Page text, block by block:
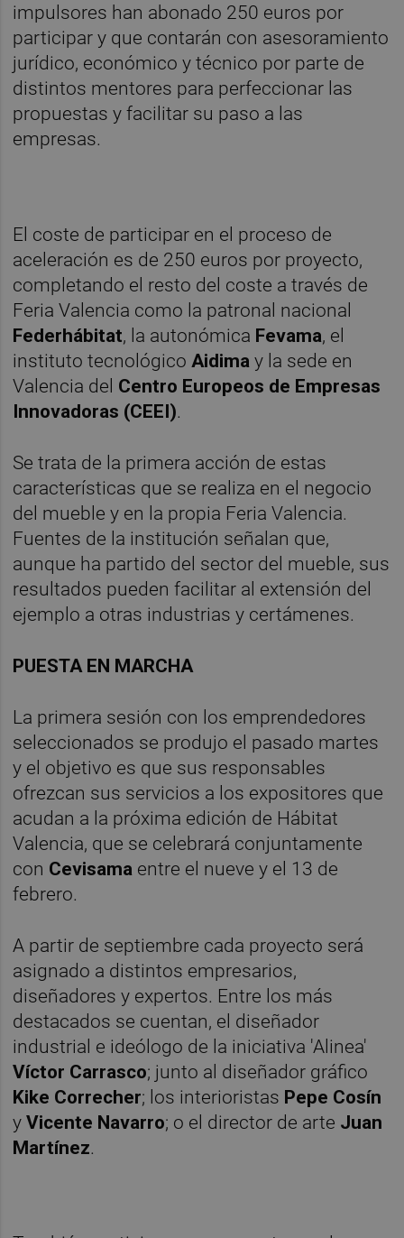
impulsores han abonado 250 euros por
participar y que contarán con asesoramiento
jurídico, económico y técnico por parte de
distintos mentores para perfeccionar las
propuestas y facilitar su paso a las
empresas.
El coste de participar en el proceso de
aceleración es de 250 euros por proyecto,
completando el resto del coste a través de
Feria Valencia como la patronal nacional
Federhábitat, la autonómica Fevama, el
instituto tecnológico Aidima y la sede en
Valencia del Centro Europeos de Empresas
Innovadoras (CEEI).
Se trata de la primera acción de estas
características que se realiza en el negocio
del mueble y en la propia Feria Valencia.
Fuentes de la institución señalan que,
aunque ha partido del sector del mueble, sus
resultados pueden facilitar al extensión del
ejemplo a otras industrias y certámenes.
PUESTA EN MARCHA
La primera sesión con los emprendedores
seleccionados se produjo el pasado martes
y el objetivo es que sus responsables
ofrezcan sus servicios a los expositores que
acudan a la próxima edición de Hábitat
Valencia, que se celebrará conjuntamente
con Cevisama entre el nueve y el 13 de
febrero.
A partir de septiembre cada proyecto será
asignado a distintos empresarios,
diseñadores y expertos. Entre los más
destacados se cuentan, el diseñador
industrial e ideólogo de la iniciativa 'Alinea'
Víctor Carrasco; junto al diseñador gráfico
Kike Correcher; los interioristas Pepe Cosín
yVicente Navarro; o el director de arte Juan
Martínez.